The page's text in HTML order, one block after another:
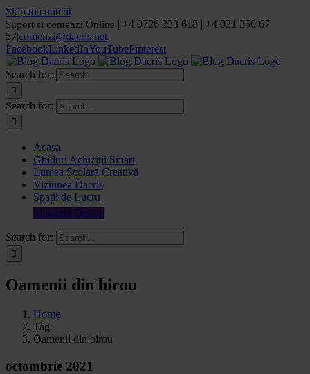
Skip to content
Suport si comenzi Online | +4 0726 233 618 | +4 021 350 67
57|comenzi@dacris.net
FacebookLinkedInYouTubePinterest
Search for:
Search for:
Acasa
Ghiduri Achiziții Smart
Lumea Școlară Creativă
Viziunea Dacris
Spații de Lucru
Magazin Online
Search for:
Oamenii din birou
Home
Tag:
Oamenii din birou
octombrie 2021